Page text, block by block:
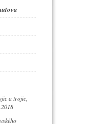
a trojic,